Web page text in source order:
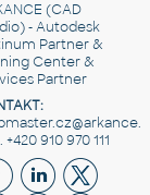
(CAD
- Autodesk
Partner &
Center &
Partner
+420 910 970 111